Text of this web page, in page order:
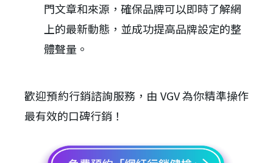
門文章和來源，確保品牌可以即時了解網
上的最新動態，並成功提高品牌設定的整
體聲量。
歡迎預約行銷諮詢服務，由 VGV 為你精準操作
最有效的口碑行銷！